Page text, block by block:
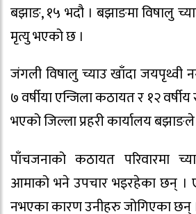
बझाङ, १५ भदौ । बझाङमा विषालु
मृत्यु भएको छ ।
जंगली विषालु च्याउ खाँदा जयपृथ्वी
७ वर्षीया एन्जिला कठायत र १२
भएको जिल्ला प्रहरी कार्यालय
पाँचजनाको कठायत परिवारमा
आमाको भने उपचार भइरहेका छन् ।
नभएका कारण उनीहरु जोगिएका छन्